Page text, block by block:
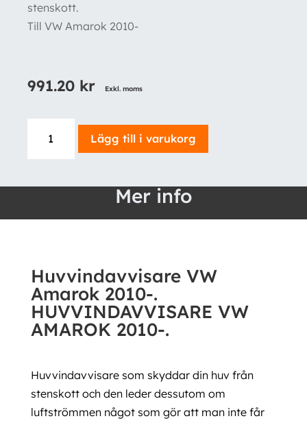
stenskott.
Till VW Amarok 2010-
991.20 kr Exkl. moms
Huvvindavvisare
HUVVINDAVVISARE
VW
mängd
Lägg till i varukorg
Mer info
Huvvindavvisare VW
Amarok 2010-.
HUVVINDAVVISARE VW
AMAROK 2010-.
Huvvindavvisare som skyddar din huv från
stenskott och den leder dessutom om
luftströmmen något som gör att man inte får